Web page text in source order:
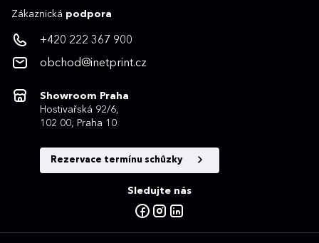
Zákaznická podpora
+420 222 367 900
obchod@inetprint.cz
Showroom Praha
Hostivařská 92/6,
102 00, Praha 10
Rezervace termínu schůzky
Sledujte nás